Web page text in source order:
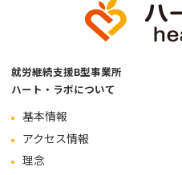
就労継続支援B型事業所
ハート・ラボについて
基本情報
アクセス情報
理念